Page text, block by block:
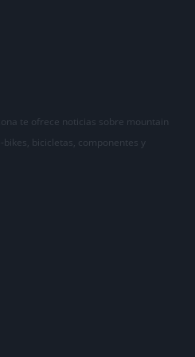
te ofrece noticias sobre mountain
bicicletas, componentes y